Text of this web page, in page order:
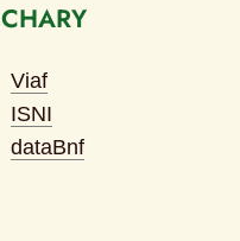
CHARY
Viaf
ISNI
dataBnf